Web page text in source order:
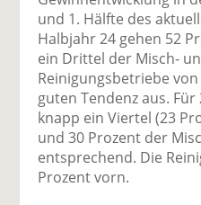
und 1. Hälfte des
Halbjahr 24 gehen 52
ein Drittel der Misch-
Reinigungsbetriebe
guten Tendenz aus.
knapp ein Viertel (23
und 30 Prozent der
entsprechend. Die
Prozent vorn.